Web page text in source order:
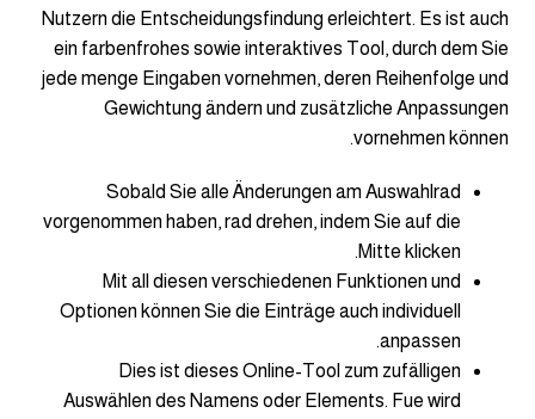
Nutzern die Entscheidungsfindung erleichtert. Es ist auch
ein farbenfrohes sowie interaktives Tool, durch dem Sie
jede menge Eingaben vornehmen, deren Reihenfolge und
Gewichtung ändern und zusätzliche Anpassungen
vornehmen können.
Sobald Sie alle Änderungen am Auswahlrad
vorgenommen haben, rad drehen, indem Sie auf die
Mitte klicken.
Mit all diesen verschiedenen Funktionen und
Optionen können Sie die Einträge auch individuell
anpassen.
Dies ist dieses Online-Tool zum zufälligen
Auswählen des Namens oder Elements. Fue wird